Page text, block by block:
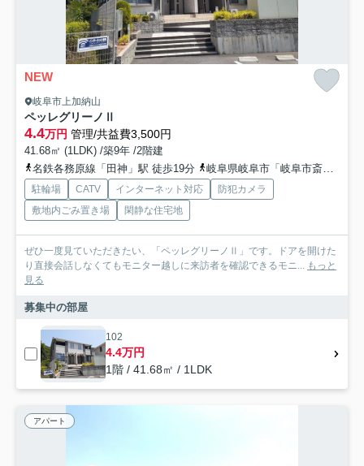
NEW
岐阜市上加納山
ペッレグリーノⅡ
4.4万円 管理/共益費3,500円
41.68㎡ (1LDK) /築9年 /2階建
名鉄各務原線「田神」駅 徒歩19分
岐阜県岐阜市「岐阜市斎苑前」バス停下車 徒歩2分
駐輪場 CATV インターネット対応
防犯カメラ
敷地内ごみ置き場
閑静な住宅地
ぜひ一度見ていただきたい、「ペッレグリーノⅡ」です。ドアを開けた
り直接会話しなくてもモニター越しに来訪者を確認できるモニ... もっと
見る
募集中の部屋
102
4.4万円
1階 / 41.68㎡ / 1LDK
アパート